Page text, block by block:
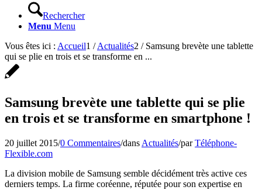
Rechercher
Menu Menu
Vous êtes ici : Accueil1 / Actualités2 / Samsung brevète une tablette
qui se plie en trois et se transforme en ...
Samsung brevète une tablette qui se plie
en trois et se transforme en smartphone !
20 juillet 2015/0 Commentaires/dans Actualités/parTéléphone-
Flexible.com
La division mobile de Samsung semble décidément très active ces
derniers temps. La firme coréenne, réputée pour son expertise en